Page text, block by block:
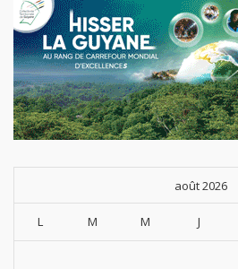
août 2026
L M M J